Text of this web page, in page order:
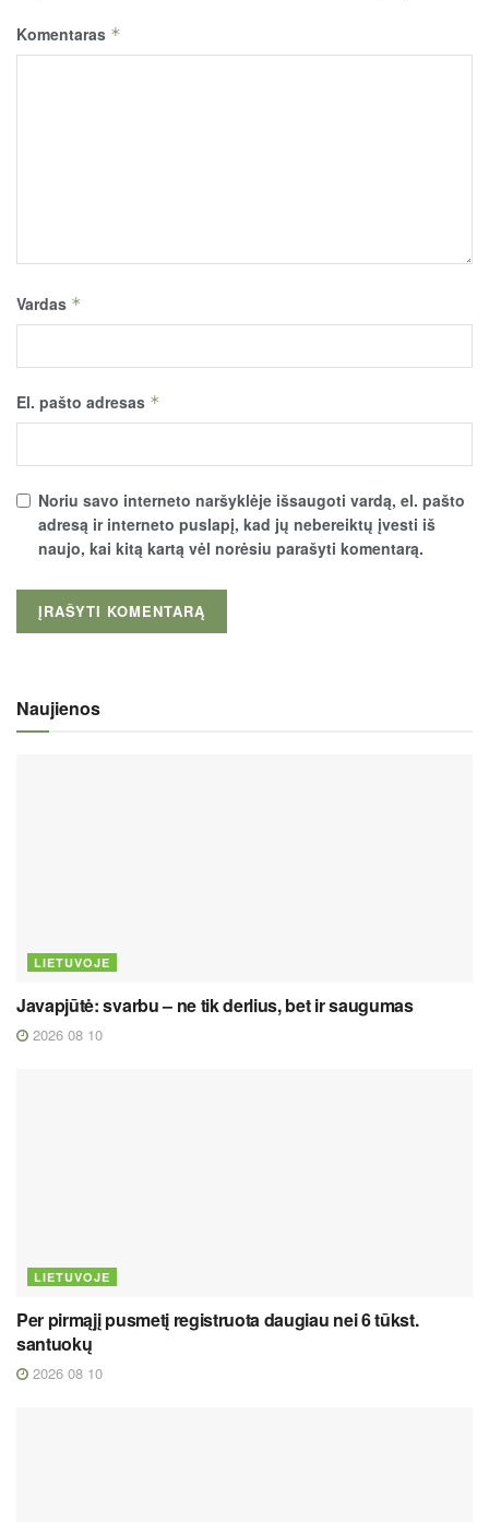
Komentaras *
Vardas *
El. pašto adresas *
Noriu savo interneto naršyklėje išsaugoti vardą, el. pašto
adresą ir interneto puslapį, kad jų nebereiktų įvesti iš
naujo, kai kitą kartą vėl norėsiu parašyti komentarą.
Naujienos
LIETUVOJE
Javapjūtė: svarbu – ne tik derlius, bet ir saugumas
2026 08 10
LIETUVOJE
Per pirmąjį pusmetį registruota daugiau nei 6 tūkst.
santuokų
2026 08 10